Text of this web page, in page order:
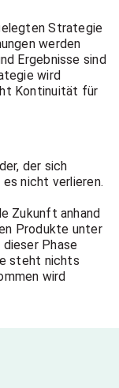
Strategie
werden
Ergebnisse sind
wird
Kontinuität für
der sich
nicht verlieren.
Zukunft anhand
Produkte unter
Phase
steht nichts
wird